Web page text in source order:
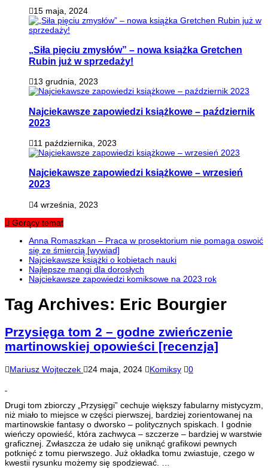
15 maja, 2024
„Siła pięciu zmysłów” – nowa książka Gretchen
Rubin już w sprzedaży!
13 grudnia, 2023
Najciekawsze zapowiedzi książkowe – październik
2023
11 października, 2023
Najciekawsze zapowiedzi książkowe – wrzesień
2023
4 września, 2023
Gorący temat
Anna Romaszkan – Praca w prosektorium nie pomaga oswoić
się ze śmiercią [wywiad]
Najciekawsze książki o kobietach nauki
Najlepsze mangi dla dorosłych
Najciekawsze zapowiedzi komiksowe na 2023 rok
Tag Archives: Eric Bourgier
Przysięga tom 2 – godne zwieńczenie
martinowskiej opowieści [recenzja]
Mariusz Wojteczek 24 maja, 2024 Komiksy 0
Drugi tom zbiorczy „Przysięgi” cechuje większy fabularny mistycyzm,
niż miało to miejsce w części pierwszej, bardziej zorientowanej na
martinowskie fantasy o dworsko – politycznych spiskach. I godnie
wieńczy opowieść, która zachwyca – szczerze – bardziej w warstwie
graficznej. Zwłaszcza że udało się uniknąć grafikowi pewnych
potknięć z tomu pierwszego. Już okładka tomu zwiastuje, czego w
kwestii rysunku możemy się spodziewać. …